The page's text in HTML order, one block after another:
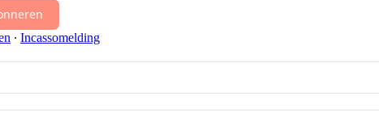
∙ Incassomelding